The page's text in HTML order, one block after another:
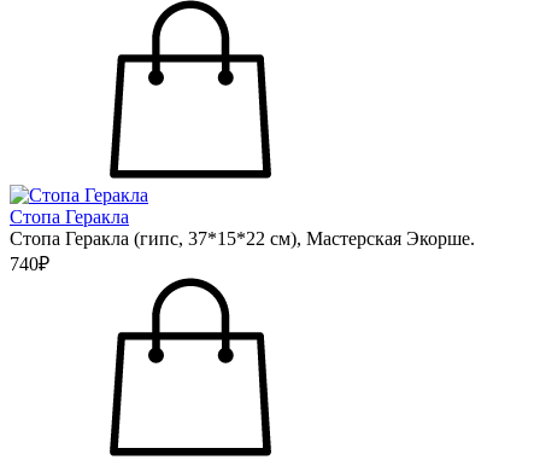
Стопа Геракла
Стопа Геракла (гипс, 37*15*22 см), Мастерская Экорше.
740₽